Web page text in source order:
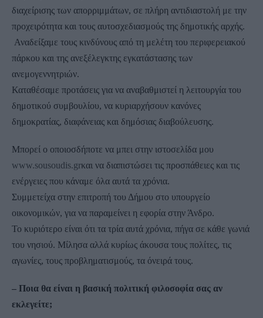
διαχείρισης των απορριμμάτων, σε πλήρη αντιδιαστολή με την
προχειρότητα και τους αυτοσχεδιασμούς της δημοτικής αρχής.
Αναδείξαμε τους κινδύνους από τη μελέτη του περιφερειακού
πάρκου και της ανεξέλεγκτης εγκατάστασης των
ανεμογεννητριών.
Καταθέσαμε προτάσεις για να αναβαθμιστεί η λειτουργία του
δημοτικού συμβουλίου, να κυριαρχήσουν κανόνες
δημοκρατίας, διαφάνειας και δημόσιας διαβούλευσης.
Μπορεί ο οποιοσδήποτε να μπει στην ιστοσελίδα μου
www.sousoudis.grκαι να διαπιστώσει τις προσπάθειες και τις
ενέργειες που κάναμε όλα αυτά τα χρόνια.
Συμμετείχα στην επιτροπή του Δήμου στο υπουργείο
οικονομικών, για να παραμείνει η εφορία στην Άνδρο.
Το κυριότερο είναι ότι τα τρία αυτά χρόνια, πήγα σε κάθε γωνιά
του νησιού. Μίλησα αλλά κυρίως άκουσα τους πολίτες, τις
αγωνίες, τους προβληματισμούς, τα όνειρά τους.
– Ποια θα είναι η βασική πολιτική φιλοσοφία σας αν
εκλεγείτε;